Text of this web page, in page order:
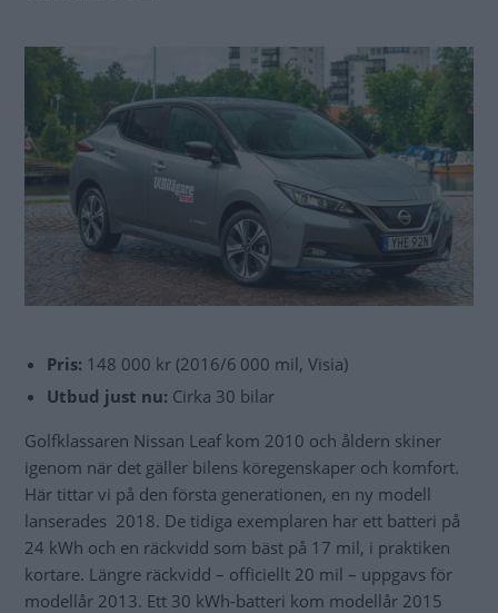
Pris: 148 000 kr (2016/6 000 mil, Visia)
Utbud just nu: Cirka 30 bilar
Golfklassaren Nissan Leaf kom 2010 och åldern skiner
igenom när det gäller bilens köregenskaper och komfort.
Här tittar vi på den första generationen, en ny modell
lanserades 2018. De tidiga exemplaren har ett batteri på
24 kWh och en räckvidd som bäst på 17 mil, i praktiken
kortare. Längre räckvidd – officiellt 20 mil – uppgavs för
modellår 2013. Ett 30 kWh-batteri kom modellår 2015